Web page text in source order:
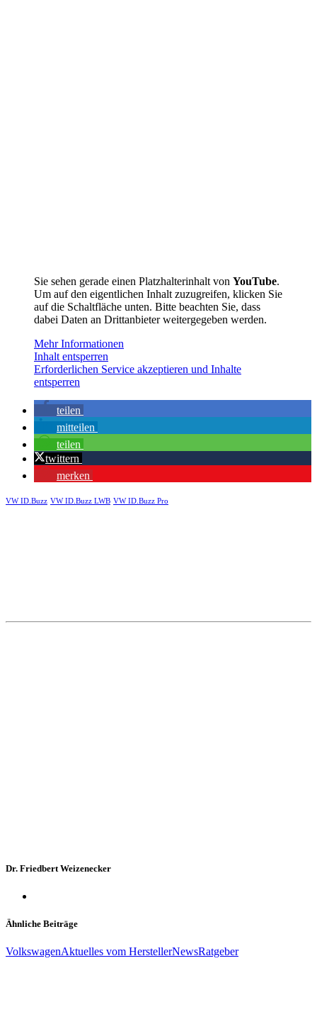
Sie sehen gerade einen Platzhalterinhalt von YouTube.
Um auf den eigentlichen Inhalt zuzugreifen, klicken Sie
auf die Schaltfläche unten. Bitte beachten Sie, dass
dabei Daten an Drittanbieter weitergegeben werden.
Mehr Informationen
Inhalt entsperren
Erforderlichen Service akzeptieren und Inhalte
entsperren
teilen
mitteilen
teilen
twittern
merken
VW ID.Buzz VW ID.Buzz LWB VW ID.Buzz Pro
Dr. Friedbert Weizenecker
Ähnliche Beiträge
VolkswagenAktuelles vom HerstellerNewsRatgeber